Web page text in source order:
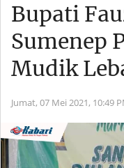
Bupati
Sumenep
Mudik
Jumat, 07 Mei 2021, 10:49